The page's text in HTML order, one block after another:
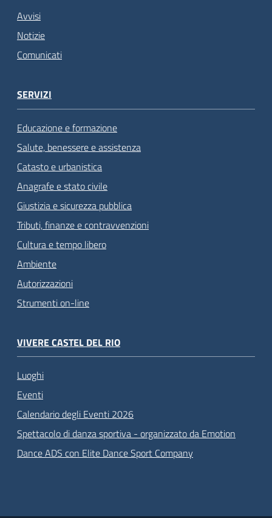
Avvisi
Notizie
Comunicati
SERVIZI
Educazione e formazione
Salute, benessere e assistenza
Catasto e urbanistica
Anagrafe e stato civile
Giustizia e sicurezza pubblica
Tributi, finanze e contravvenzioni
Cultura e tempo libero
Ambiente
Autorizzazioni
Strumenti on-line
VIVERE CASTEL DEL RIO
Luoghi
Eventi
Calendario degli Eventi 2026
Spettacolo di danza sportiva - organizzato da Emotion
Dance ADS con Elite Dance Sport Company